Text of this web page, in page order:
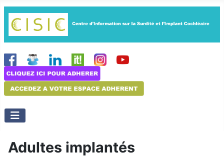
Adultes implantés